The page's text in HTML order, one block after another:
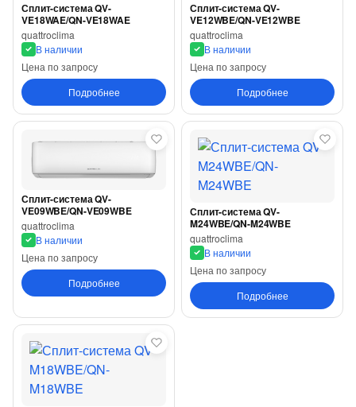
Сплит-система QV-
VE18WAE/QN-VE18WAE
quattroclima
В наличии
Цена по запросу
Подробнее
Сплит-система QV-
VE12WBE/QN-VE12WBE
quattroclima
В наличии
Цена по запросу
Подробнее
Сплит-система QV-
VE09WBE/QN-VE09WBE
quattroclima
В наличии
Цена по запросу
Подробнее
Сплит-система QV-
M24WBE/QN-M24WBE
quattroclima
В наличии
Цена по запросу
Подробнее